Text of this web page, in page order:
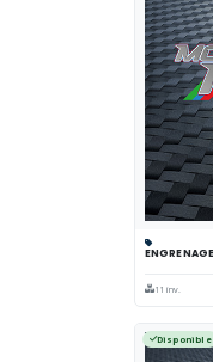
Panier
11 inv.
Disponible